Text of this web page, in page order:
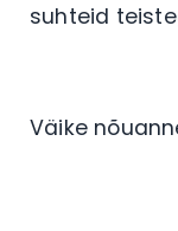
suhteid
Väike